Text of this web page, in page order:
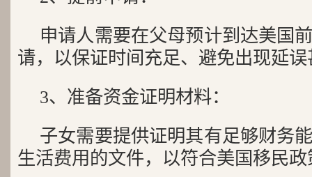
申请人需要在父母预计到达美国
请，以保证时间充足、避免出现延
3、准备资金证明材料：
子女需要提供证明其有足够财务
生活费用的文件，以符合美国移民